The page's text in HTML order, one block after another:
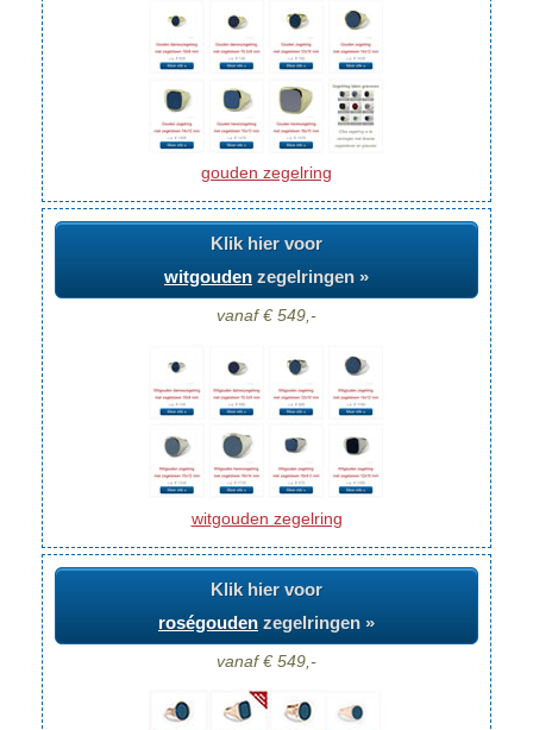
gouden zegelring
Klik hier voor
witgouden zegelringen »
vanaf € 549,-
witgouden zegelring
Klik hier voor
roségouden zegelringen »
vanaf € 549,-